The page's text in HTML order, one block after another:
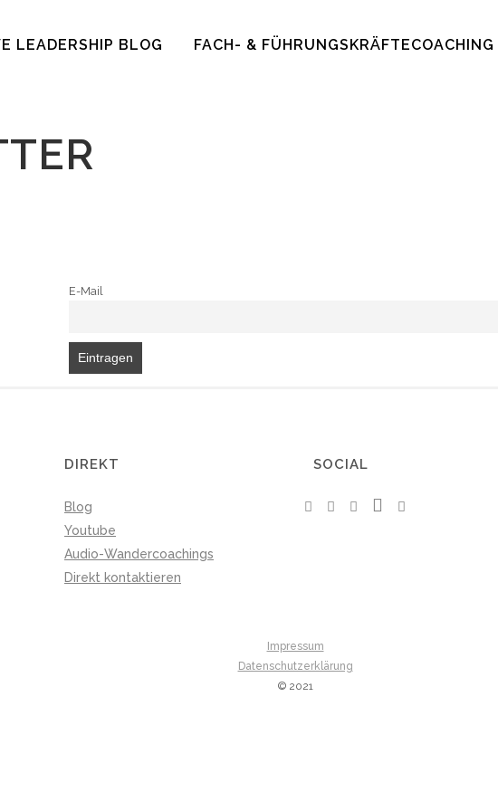
LEADERSHIP BLOG FACH- & FÜHRUNGSKRÄFTECOACHING
E-Mail
DIREKT
Blog
Youtube
Audio-Wandercoachings
Direkt kontaktieren
SOCIAL
Impressum
Datenschutzerklärung
© 2021